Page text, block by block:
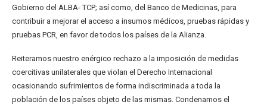
Gobierno del ALBA- TCP; así como, del Banco de Medicinas, para
contribuir a mejorar el acceso a insumos médicos, pruebas rápidas y
pruebas PCR, en favor de todos los países de la Alianza.
Reiteramos nuestro enérgico rechazo a la imposición de medidas
coercitivas unilaterales que violan el Derecho Internacional
ocasionando sufrimientos de forma indiscriminada a toda la
población de los países objeto de las mismas. Condenamos el